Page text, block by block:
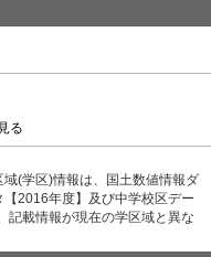
る
(学区)情報は、国土数値情報ダ
2016年度】及び中学校区デー
記載情報が現在の学区域と異な